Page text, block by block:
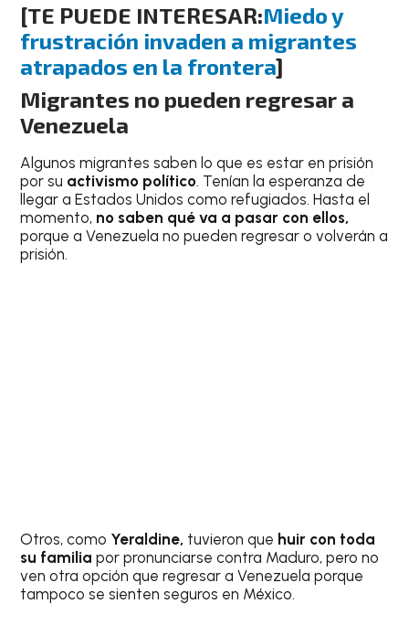
[TE PUEDE INTERESAR:Miedo y
frustración invaden a migrantes
atrapados en la frontera]
Migrantes no pueden regresar a
Venezuela
Algunos migrantes saben lo que es estar en prisión
por su activismo político. Tenían la esperanza de
llegar a Estados Unidos como refugiados. Hasta el
momento, no saben qué va a pasar con ellos,
porque a Venezuela no pueden regresar o volverán a
prisión.
Otros, como Yeraldine, tuvieron que huir con toda
su familiapor pronunciarse contra Maduro, pero no
ven otra opción que regresar a Venezuela porque
tampoco se sienten seguros en México.